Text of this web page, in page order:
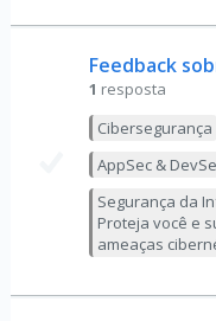
Feedback
1 resposta
Cibersegurança
AppSec &
Segurança da
Proteja você e
ameaças